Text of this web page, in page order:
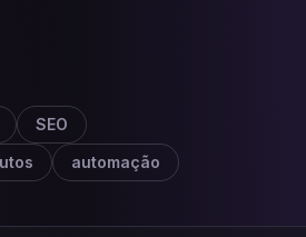
SEO
automação